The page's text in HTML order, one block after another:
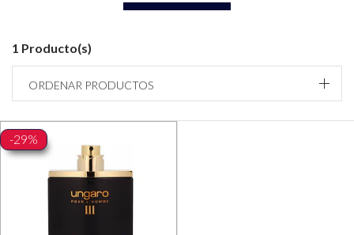
1 Producto(s)
ORDENAR PRODUCTOS
-29%